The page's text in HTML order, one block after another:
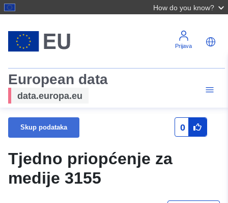
How do you know?
Prijava
European data
data.europa.eu
Skup podataka 0
Tjedno priopćenje za
medije 3155